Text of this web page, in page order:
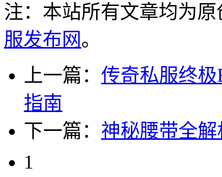
注：本站所有文章均为
服发布网。
上一篇： 传奇私服终
指南
下一篇： 神秘腰带全
1